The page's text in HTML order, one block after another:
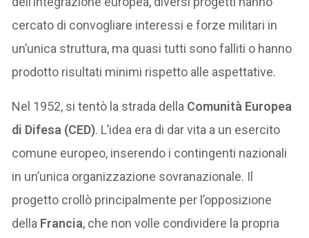
cercato di convogliare interessi e forze militari in
un’unica struttura, ma quasi tutti sono falliti o hanno
prodotto risultati minimi rispetto alle aspettative.
Nel 1952, si tentò la strada della Comunità Europea
di Difesa (CED). L’idea era di dar vita a un esercito
comune europeo, inserendo i contingenti nazionali
in un’unica organizzazione sovranazionale. Il
progetto crollò principalmente per l’opposizione
della Francia, che non volle condividere la propria